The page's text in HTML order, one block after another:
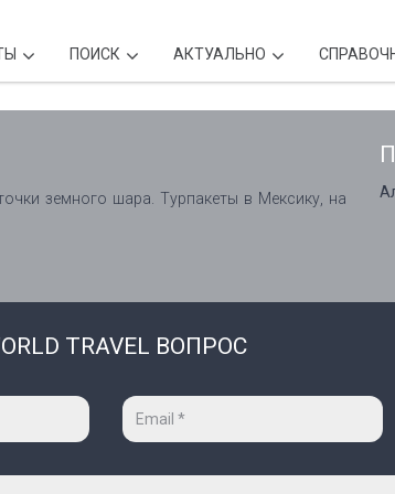
ПОИСК АКТУАЛЬНО
земного шара. Турпакеты в Мексику, на
TRAVEL ВОПРОС
Ваш
mail